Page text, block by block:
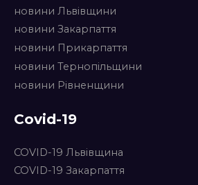
новини Львівщини
новини Закарпаття
новини Прикарпаття
новини Тернопільщини
новини Рівненщини
Covid-19
COVID-19 Львівщина
COVID-19 Закарпаття